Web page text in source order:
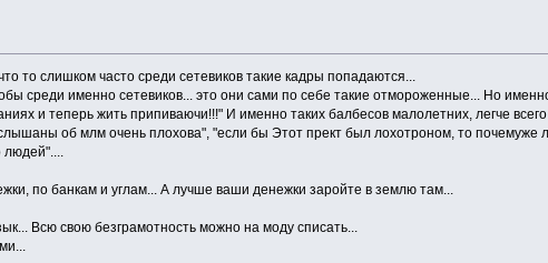
то слишком часто среди сетевиков такие кадры попадаются...
среди именно сетевиков... это они сами по себе такие отмороженные... Но
и теперь жить припиваючи!!!" И именно таких балбесов малолетних, легче
об млм очень плохова", "если бы Этот прект был лохотроном, то почемуже
людей"....
по банкам и углам... А лучше ваши денежки заройте в землю там...
Всю свою безграмотность можно на моду списать...